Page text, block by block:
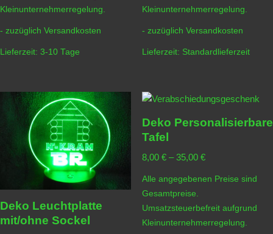
Kleinunternehmerregelung.
- zuzüglich Versandkosten
Lieferzeit: 3-10 Tage
Kleinunternehmerregelung.
- zuzüglich Versandkosten
Lieferzeit: Standardlieferzeit
Deko Leuchtplatte
mit/ohne Sockel
Deko Personalisierbare
Tafel
8,00 €–35,00 €
Alle angegebenen Preise sind
Gesamtpreise.
Umsatzsteuerbefreit aufgrund
Kleinunternehmerregelung.